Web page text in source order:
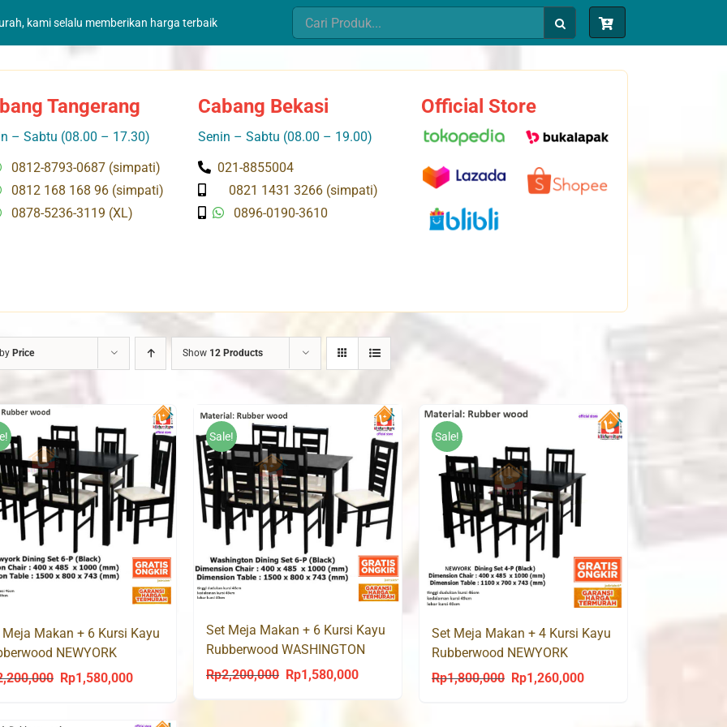
kami selalu memberikan harga terbaik
Search
for:
Tangerang
– Sabtu (08.00 – 17.30)
0812-8793-0687 (simpati)
0812 168 168 96 (simpati)
0878-5236-3119 (XL)
Cabang Bekasi
Senin – Sabtu (08.00 – 19.00)
021-8855004
0821 1431 3266 (simpati)
0896-0190-3610
Official Store
Price Show 12 Products
Meja Makan + 6 Kursi Kayu
NEWYORK
Original
Rp1,580,000Current
is:
Sale!
Set Meja Makan + 6 Kursi Kayu
Rubberwood WASHINGTON
Rp2,200,000
Original
Rp1,580,000Current
Sale!
Set Meja Makan + 4 Kursi Kayu
Rubberwood NEWYORK
Rp1,800,000
Original
Rp1,260,000Current